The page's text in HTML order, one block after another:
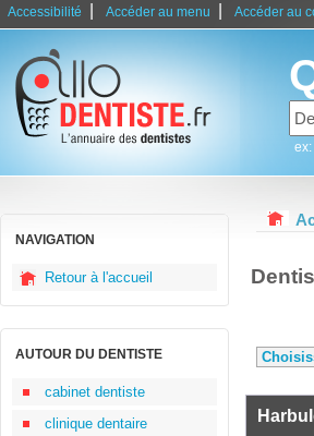
Accessibilité Accéder au menu Accéder au
NAVIGATION
Retour à l'accueil
AUTOUR DU DENTISTE
cabinet dentiste
clinique dentaire